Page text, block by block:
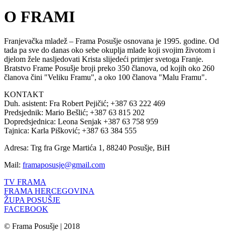
O FRAMI
Franjevačka mladež – Frama Posušje osnovana je 1995. godine. Od
tada pa sve do danas oko sebe okuplja mlade koji svojim životom i
djelom žele nasljedovati Krista slijedeći primjer svetoga Franje.
Bratstvo Frame Posušje broji preko 350 članova, od kojih oko 260
članova čini "Veliku Framu", a oko 100 članova "Malu Framu".
KONTAKT
Duh. asistent: Fra Robert Pejičić; +387 63 222 469
Predsjednik: Mario Bešlić; +387 63 815 202
Dopredsjednica: Leona Senjak +387 63 758 959
Tajnica: Karla Pišković; +387 63 384 555
Adresa: Trg fra Grge Martića 1, 88240 Posušje, BiH
Mail: framaposusje@gmail.com
TV FRAMA
FRAMA HERCEGOVINA
ŽUPA POSUŠJE
FACEBOOK
© Frama Posušje | 2018